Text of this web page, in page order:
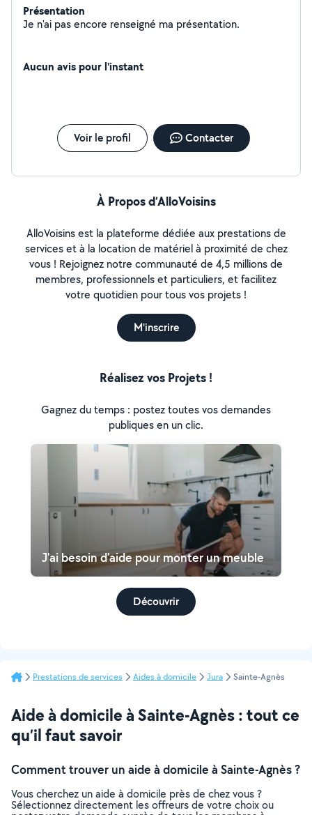
Présentation
Je n'ai pas encore renseigné ma présentation.
Aucun avis pour l'instant
Voir le profil Contacter
À Propos d’AlloVoisins
AlloVoisins est la plateforme dédiée aux prestations de
services et à la location de matériel à proximité de chez
vous ! Rejoignez notre communauté de 4,5 millions de
membres, professionnels et particuliers, et facilitez
votre quotidien pour tous vos projets !
M'inscrire
Réalisez vos Projets !
Gagnez du temps : postez toutes vos demandes
publiques en un clic.
J'ai besoin d'aide pour monter un meuble
Découvrir
Prestations de services Aides à domicile Jura Sainte-Agnès
Aide à domicile à Sainte-Agnès : tout ce
qu’il faut savoir
Comment trouver un aide à domicile à Sainte-Agnès ?
Vous cherchez un aide à domicile près de chez vous ?
Sélectionnez directement les offreurs de votre choix ou